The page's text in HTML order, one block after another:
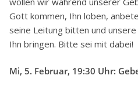
Gott kommen, Ihn loben,
seine Leitung bitten und
Ihn bringen. Bitte sei mit dabei!
Mi, 5. Februar, 19:30 Uhr: